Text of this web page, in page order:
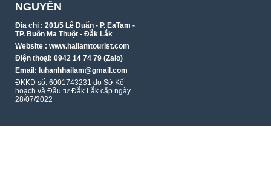
NGUYÊN
Địa chỉ : 201/5 Lê Duẩn - P. EaTam -
TP. Buôn Ma Thuột - Đắk Lắk
Website : www.hailamtourist.com
Điện thoại: 0942 14 74 79 (Zalo)
Email: luhanhhailam@gmail.com
ĐKKD số: 6001743231 do Sở Kế
hoạch và Đầu tư Đắk Lắk cấp ngày
28/07/2022